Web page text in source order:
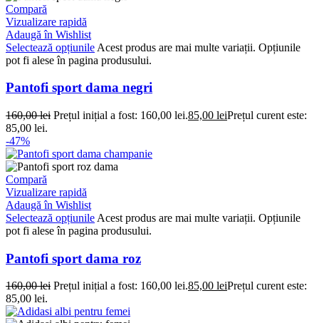
Compară
Vizualizare rapidă
Adaugă în Wishlist
Selectează opțiunile Acest produs are mai multe variații. Opțiunile
pot fi alese în pagina produsului.
Pantofi sport dama negri
160,00lei Prețul inițial a fost: 160,00 lei.85,00 leiPrețul curent este:
85,00 lei.
-47%
Compară
Vizualizare rapidă
Adaugă în Wishlist
Selectează opțiunile Acest produs are mai multe variații. Opțiunile
pot fi alese în pagina produsului.
Pantofi sport dama roz
160,00lei Prețul inițial a fost: 160,00 lei.85,00 leiPrețul curent este:
85,00 lei.